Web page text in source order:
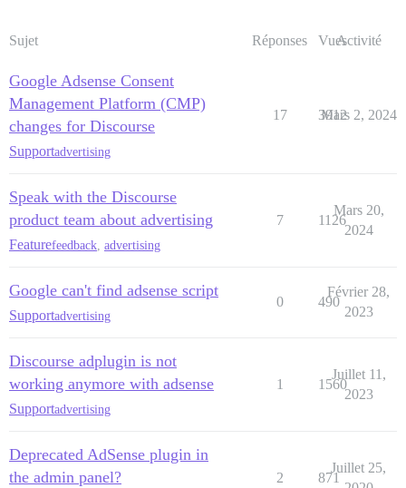
Sujet Réponses VuesActivité
Google Adsense Consent
Management Platform (CMP)
changes for Discourse
Supportadvertising
17 3912
Mars 2, 2024
Speak with the Discourse
product team about advertising
Featurefeedback advertising
7 1126
Mars 20,
2024
Google can't find adsense script
Supportadvertising
0 490
Février 28,
2023
Discourse adplugin is not
working anymore with adsense
Supportadvertising
1 1560
Juillet 11,
2023
Deprecated AdSense plugin in
the admin panel?
2 871
Juillet 25,